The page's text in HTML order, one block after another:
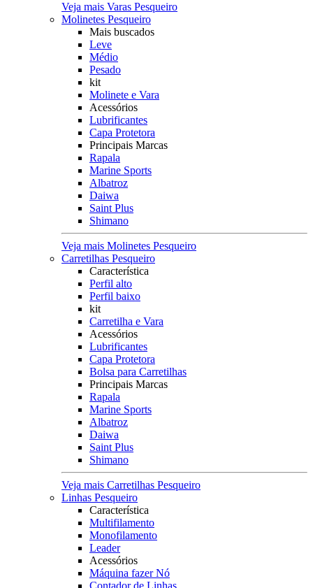
Veja mais Varas Pesqueiro
Molinetes Pesqueiro
Mais buscados
Leve
Médio
Pesado
kit
Molinete e Vara
Acessórios
Lubrificantes
Capa Protetora
Principais Marcas
Rapala
Marine Sports
Albatroz
Daiwa
Saint Plus
Shimano
Veja mais Molinetes Pesqueiro
Carretilhas Pesqueiro
Característica
Perfil alto
Perfil baixo
kit
Carretilha e Vara
Acessórios
Lubrificantes
Capa Protetora
Bolsa para Carretilhas
Principais Marcas
Rapala
Marine Sports
Albatroz
Daiwa
Saint Plus
Shimano
Veja mais Carretilhas Pesqueiro
Linhas Pesqueiro
Característica
Multifilamento
Monofilamento
Leader
Acessórios
Máquina fazer Nó
Contador de Linhas